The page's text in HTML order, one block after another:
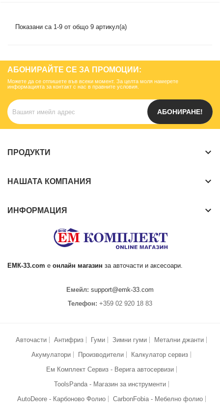
Показани са 1-9 от общо 9 артикул(а)
АБОНИРАЙТЕ СЕ ЗА ПРОМОЦИИ:
Можете да се отпишете във всеки момент. За целта моля намерете
информацията за контакт с нас в правните условия.
АБОНИРАНЕ!
ПРОДУКТИ keyboard_arrow_down
НАШАТА КОМПАНИЯ keyboard_arrow_down
ИНФОРМАЦИЯ keyboard_arrow_down
ЕМК-33.com е онлайн магазин за авточасти и аксесоари.
Емейл: support@emk-33.com
Телефон: +359 02 920 18 83
Авточасти Антифриз Гуми Зимни гуми
Метални джанти
Акумулатори
Производители
Калкулатор сервиз
Ем Комплект Сервиз - Верига автосервизи
ToolsPanda - Магазин за инструменти
AutoDeore - Карбоново Фолио
CarbonFobia - Мебелно фолио